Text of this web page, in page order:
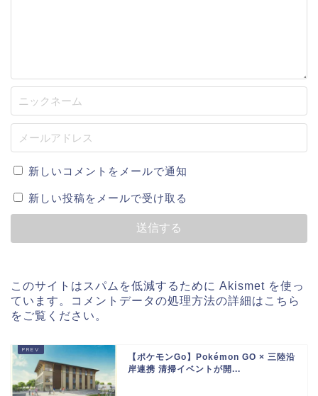
新しいコメントをメールで通知
新しい投稿をメールで受け取る
このサイトはスパムを低減するために Akismet を使っ
ています。
コメントデータの処理方法の詳細はこちら
をご覧ください 。
【ポケモンGo】Pokémon GO × 三陸沿
岸連携 清掃イベントが開...